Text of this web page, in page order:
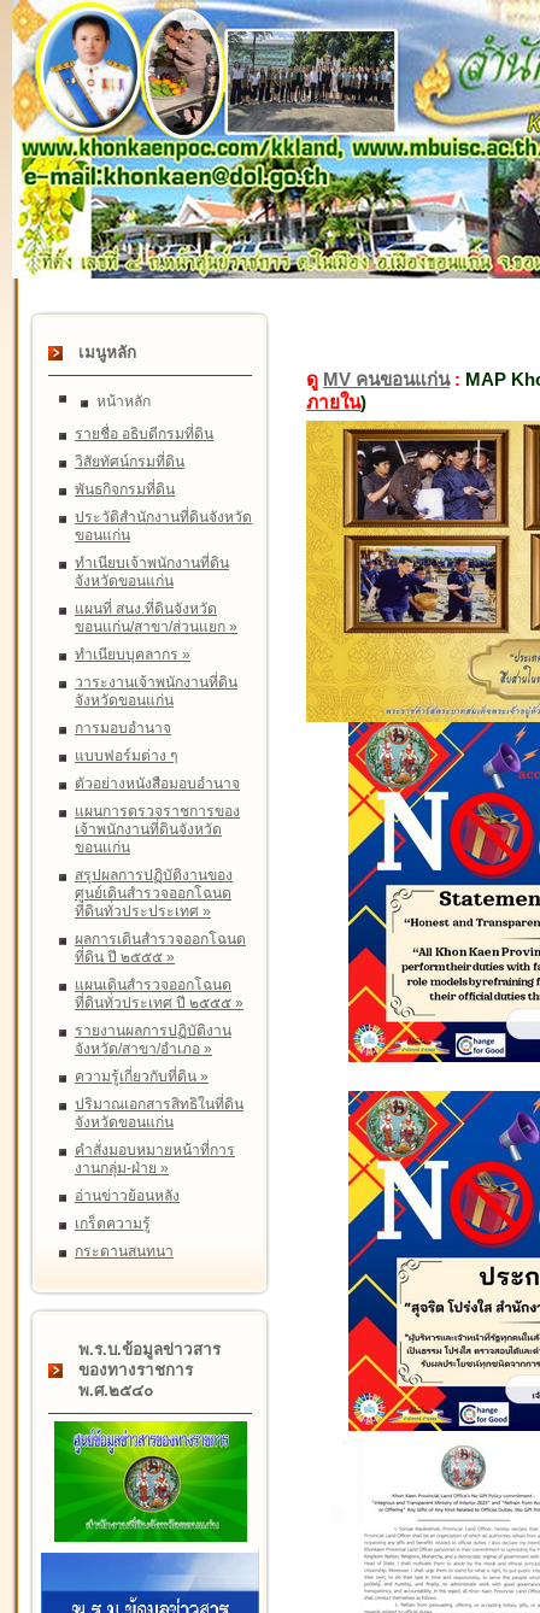
เมนูหลัก
หน้าหลัก
รายชื่อ อธิบดีกรมที่ดิน
วิสัยทัศน์กรมที่ดิน
พันธกิจกรมที่ดิน
ประวัติสำนักงานที่ดินจังหวัด
ขอนแก่น
ทำเนียบเจ้าพนักงานที่ดิน
จังหวัดขอนแก่น
แผนที่ สนง.ที่ดินจังหวัด
ขอนแก่น/สาขา/ส่วนแยก »
ทำเนียบบุคลากร »
วาระงานเจ้าพนักงานที่ดิน
จังหวัดขอนแก่น
การมอบอำนาจ
แบบฟอร์มต่าง ๆ
ตัวอย่างหนังสือมอบอำนาจ
แผนการตรวจราชการของ
เจ้าพนักงานที่ดินจังหวัด
ขอนแก่น
สรุปผลการปฏิบัติงานของ
ศูนย์เดินสำรวจออกโฉนด
ที่ดินทั่วประประเทศ »
ผลการเดินสำรวจออกโฉนด
ที่ดิน ปี ๒๕๕๕ »
แผนเดินสำรวจออกโฉนด
ที่ดินทั่วประเทศ ปี ๒๕๕๕ »
รายงานผลการปฏิบัติงาน
จังหวัด/สาขา/อำเภอ »
ความรู้เกี่ยวกับที่ดิน »
ปริมาณเอกสารสิทธิในที่ดิน
จังหวัดขอนแก่น
คำสั่งมอบหมายหน้าที่การ
งานกลุ่ม-ฝ่าย »
อ่านข่าวย้อนหลัง
เกร็ดความรู้
กระดานสนทนา
พ.ร.บ.ข้อมูลข่าวสาร
ของทางราชการ
พ.ศ.๒๕๔๐
ดู MV คนขอนแก่น: MAP
ภายใน)